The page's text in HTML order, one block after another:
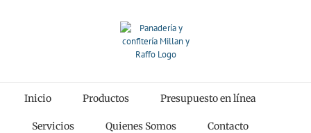
Inicio Productos Presupuesto en línea
Servicios Quienes Somos Contacto